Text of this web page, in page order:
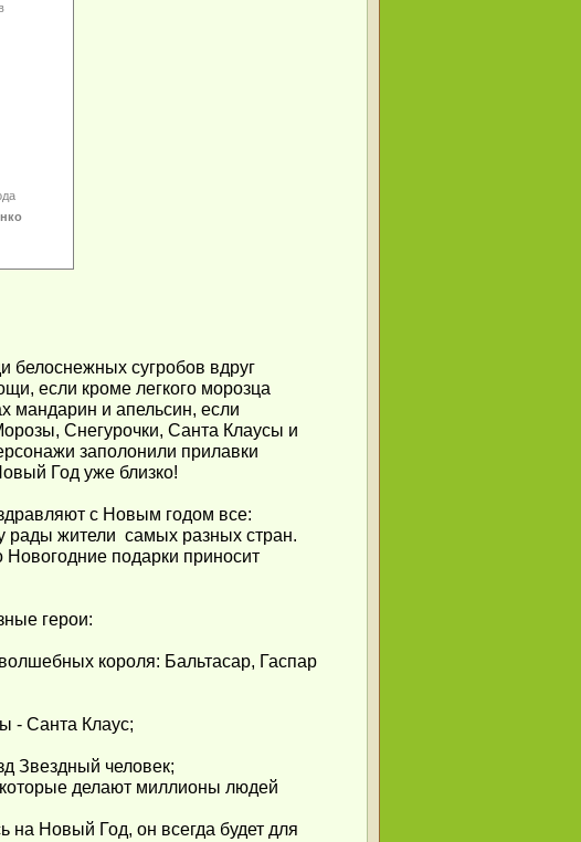
белоснежных сугробов вдруг
если кроме легкого морозца
мандарин и апельсин, если
Снегурочки, Санта Клаусы и
заполонили прилавки
Год уже близко!
с Новым годом все:
рады жители самых разных стран.
Новогодние подарки приносит
герои:
короля: Бальтасар, Гаспар
- Санта Клаус;
Звездный человек;
делают миллионы людей
на Новый Год, он всегда будет для